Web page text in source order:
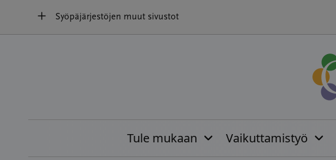
sisältöön
Syöpäjärjestöjen muut sivustot
Tule mukaan Vaikuttamistyö